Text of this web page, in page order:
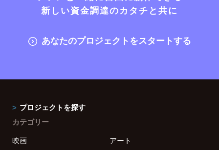
新しい資金調達のカタチと共に
あなたのプロジェクトをスタートする
プロジェクトを探す
カテゴリー
映画
アート